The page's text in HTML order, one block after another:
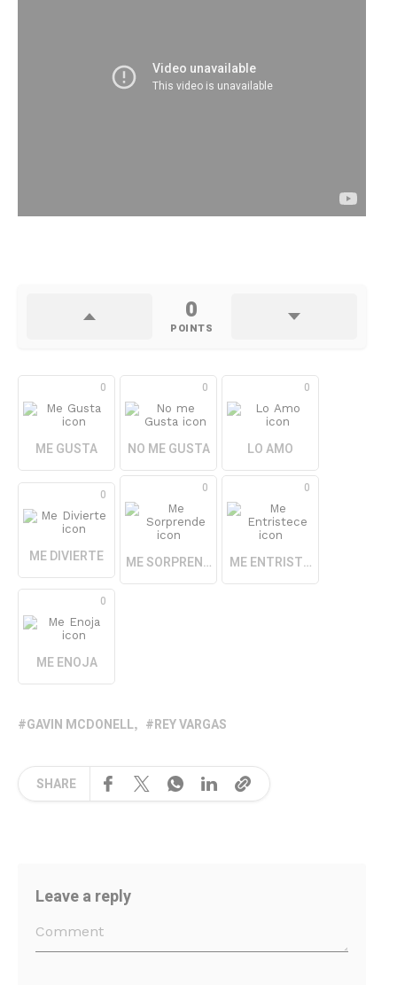
0
POINTS
0
ME GUSTA
0
NO ME GUSTA
0
LO AMO
0
ME DIVIERTE
0
ME SORPRENDE
0
ME ENTRISTECE
0
ME ENOJA
GAVIN MCDONELL REY VARGAS
SHARE
Leave a reply